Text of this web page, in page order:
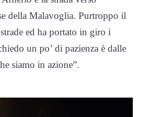
della Malavoglia. Purtroppo il
ed ha portato in giro i
un po’ di pazienza è dalle
siamo in azione”.